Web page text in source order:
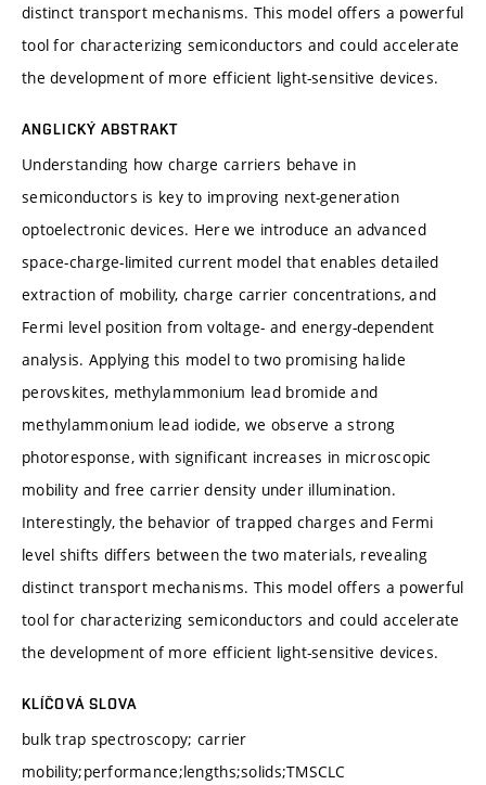
distinct transport mechanisms. This model offers a powerful
tool for characterizing semiconductors and could accelerate
the development of more efficient light-sensitive devices.
ANGLICKÝ ABSTRAKT
Understanding how charge carriers behave in
semiconductors is key to improving next-generation
optoelectronic devices. Here we introduce an advanced
space-charge-limited current model that enables detailed
extraction of mobility, charge carrier concentrations, and
Fermi level position from voltage- and energy-dependent
analysis. Applying this model to two promising halide
perovskites, methylammonium lead bromide and
methylammonium lead iodide, we observe a strong
photoresponse, with significant increases in microscopic
mobility and free carrier density under illumination.
Interestingly, the behavior of trapped charges and Fermi
level shifts differs between the two materials, revealing
distinct transport mechanisms. This model offers a powerful
tool for characterizing semiconductors and could accelerate
the development of more efficient light-sensitive devices.
KLÍČOVÁ SLOVA
bulk trap spectroscopy; carrier
mobility;performance;lengths;solids;TMSCLC